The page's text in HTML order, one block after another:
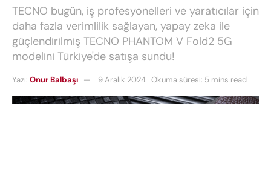
TECNO bugün, iş profesyonelleri ve yaratıcılar için
daha fazla verimlilik sağlayan, yapay zeka ile
güçlendirilmiş TECNO PHANTOM V Fold2 5G
modelini Türkiye'de satışa sundu!
Yazı: Onur Balbaşı 9 Aralık 2024 Okuma süresi: 5 mins read